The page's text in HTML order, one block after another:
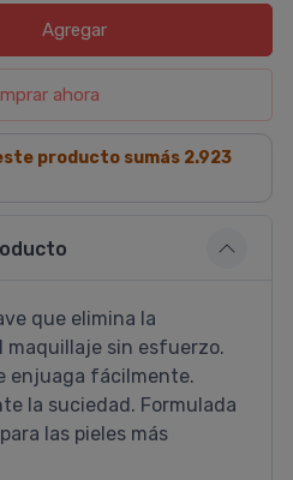
Agregar
ahora
producto sumás 2.923
que elimina la
maquillaje sin esfuerzo.
enjuaga fácilmente.
la suciedad. Formulada
las pieles más